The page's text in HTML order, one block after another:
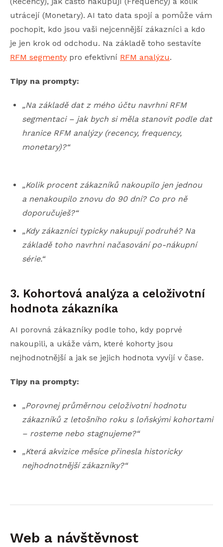
utrácejí (Monetary). AI tato data spojí a pomůže vám
pochopit, kdo jsou vaši nejcennější zákazníci a kdo
je jen krok od odchodu. Na základě toho sestavíte
RFM segmenty pro efektivní RFM analýzu.
Tipy na prompty:
„Na základě dat z mého účtu navrhni RFM
segmentaci – jak bych si měla stanovit podle dat
hranice RFM analýzy (recency, frequency,
monetary)?“
„Kolik procent zákazníků nakoupilo jen jednou
a nenakoupilo znovu do 90 dní? Co pro ně
doporučuješ?“
„Kdy zákazníci typicky nakupují podruhé? Na
základě toho navrhni načasování po-nákupní
série.“
3. Kohortová analýza a celoživotní
hodnota zákazníka
AI porovná zákazníky podle toho, kdy poprvé
nakoupili, a ukáže vám, které kohorty jsou
nejhodnotnější a jak se jejich hodnota vyvíjí v čase.
Tipy na prompty:
„Porovnej průměrnou celoživotní hodnotu
zákazníků z letošního roku s loňskými kohortami
– rosteme nebo stagnujeme?“
„Která akvizice měsíce přinesla historicky
nejhodnotnější zákazníky?“
Web a návštěvnost